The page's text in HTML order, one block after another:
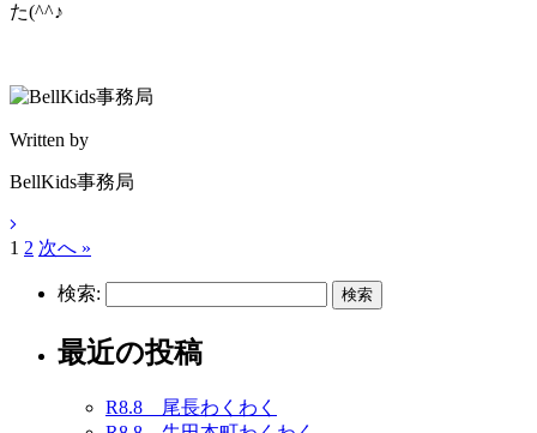
た(^^♪
Written by
BellKids事務局
1 2 次へ »
検索:
最近の投稿
R8.8 尾長わくわく